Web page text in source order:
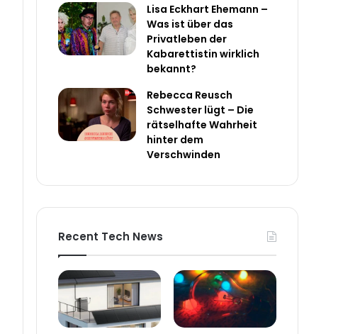
Lisa Eckhart Ehemann –
Was ist über das
Privatleben der
Kabarettistin wirklich
bekannt?
Rebecca Reusch
Schwester lügt – Die
rätselhafte Wahrheit
hinter dem
Verschwinden
Recent Tech News